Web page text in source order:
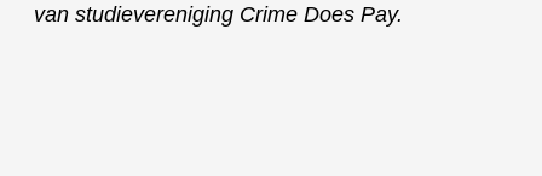
van studievereniging Crime Does Pay.